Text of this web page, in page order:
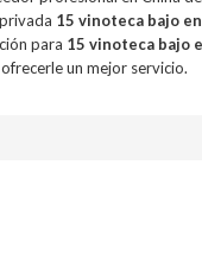
15 vinoteca bajo
para 15 vinoteca bajo
un mejor servicio.